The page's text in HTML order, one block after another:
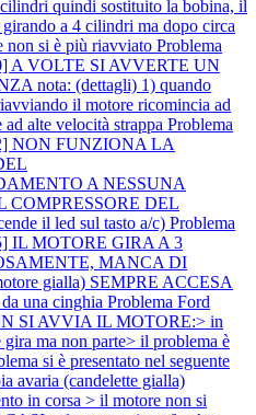
quindi sostituito la bobina, il
a 4 cilindri ma dopo circa
non si è più riavviato Problema
A VOLTE SI AVVERTE UN
nota: (dettagli) 1) quando
il motore ricomincia ad
alte velocità strappa Problema
NON FUNZIONA LA
A NESSUNA
COMPRESSORE DEL
il led sul tasto a/c) Problema
IL MOTORE GIRA A 3
MANCA DI
gialla) SEMPRE ACCESA
una cinghia Problema Ford
SI AVVIA IL MOTORE:> in
ma non parte> il problema è
si è presentato nel seguente
avaria (candelette gialla)
in corsa > il motore non si